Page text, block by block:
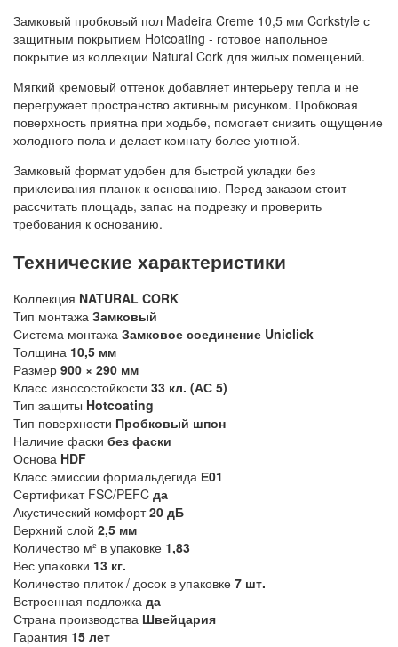
Замковый пробковый пол Madeira Creme 10,5 мм Corkstyle с
защитным покрытием Hotcoating - готовое напольное
покрытие из коллекции Natural Cork для жилых помещений.
Мягкий кремовый оттенок добавляет интерьеру тепла и не
перегружает пространство активным рисунком. Пробковая
поверхность приятна при ходьбе, помогает снизить ощущение
холодного пола и делает комнату более уютной.
Замковый формат удобен для быстрой укладки без
приклеивания планок к основанию. Перед заказом стоит
рассчитать площадь, запас на подрезку и проверить
требования к основанию.
Технические характеристики
Коллекция NATURAL CORK
Тип монтажа Замковый
Система монтажа Замковое соединение Uniclick
Толщина 10,5 мм
Размер 900 × 290 мм
Класс износостойкости 33 кл. (АС 5)
Тип защиты Hotcoating
Тип поверхности Пробковый шпон
Наличие фаски без фаски
Основа HDF
Класс эмиссии формальдегида Е01
Сертификат FSC/PEFC да
Акустический комфорт 20 дБ
Верхний слой 2,5 мм
Количество м² в упаковке 1,83
Вес упаковки 13 кг.
Количество плиток / досок в упаковке 7 шт.
Встроенная подложка да
Страна производства Швейцария
Гарантия 15 лет